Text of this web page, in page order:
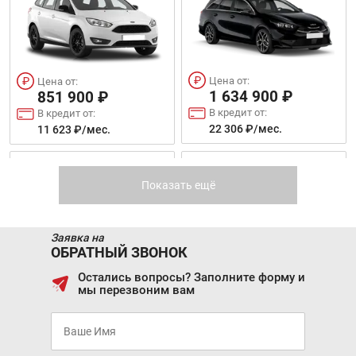
VOLKSWAGEN PASSAT
2020 - 2021
Цена от:
1 892 000 ₽
GEELY COOLRAY
1 779 990 ₽
В кредит от:
24 286 ₽/мес.
MITSUBISHI ASX
Цена от:
851 900 ₽
В кредит от:
11 623 ₽/мес.
Цена от:
1 634 900 ₽
В кредит от:
22 306 ₽/мес.
PEUGEOT 2008
Цена от:
2 069 000 ₽
В кредит от:
SKODA SUPERB COMBI
2 982 000 ₽
Показать ещё
Заявка на
ОБРАТНЫЙ ЗВОНОК
Остались вопросы? Заполните форму и
мы перезвоним вам